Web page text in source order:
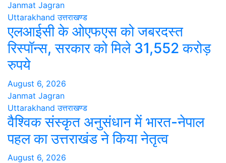
Janmat Jagran
Uttarakhand उत्तराखण्ड
एलआईसी के ओएफएस को जबरदस्त
रिस्पॉन्स, सरकार को मिले 31,552 करोड़
रुपये
August 6, 2026
Janmat Jagran
Uttarakhand उत्तराखण्ड
वैश्विक संस्कृत अनुसंधान में भारत-नेपाल
पहल का उत्तराखंड ने किया नेतृत्व
August 6, 2026